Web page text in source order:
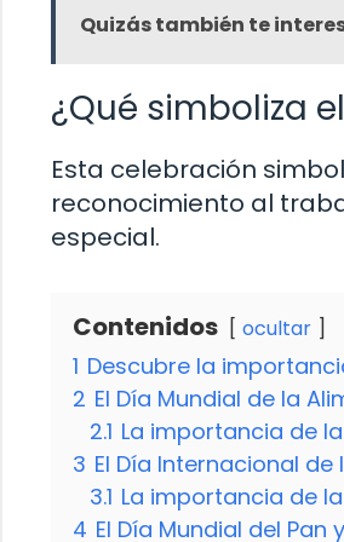
Quizás también te
¿Qué simboliza
Esta celebración
reconocimiento al
especial.
Contenidos ocultar
1 Descubre la
2 El Día Mundial de la
2.1 La importancia de
3 El Día Internacional
3.1 La importancia de
4 El Día Mundial del Pan